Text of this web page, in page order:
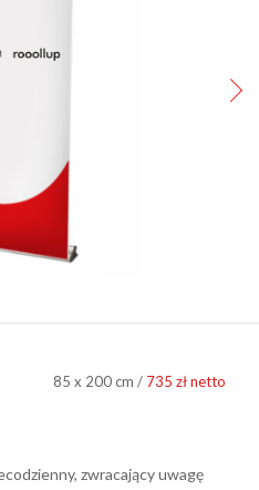
85 x 200 cm / 735 zł netto
zwracający uwagę